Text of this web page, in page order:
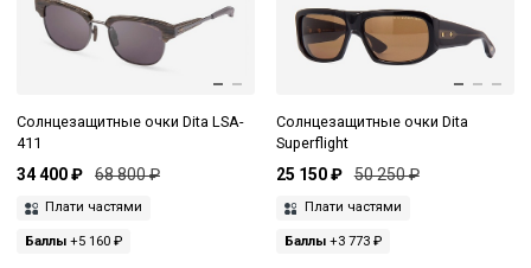
Солнцезащитные очки Dita LSA-
411
34 400 ₽ 68 800 ₽
Плати частями
Баллы +5 160 ₽
Солнцезащитные очки Dita
Superflight
25 150 ₽ 50 250 ₽
Плати частями
Баллы+3 773 ₽